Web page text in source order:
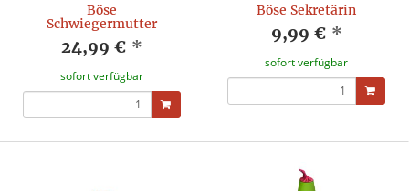
Böse
Schwiegermutter
24,99 € *
sofort verfügbar
Böse Sekretärin
9,99 € *
sofort verfügbar